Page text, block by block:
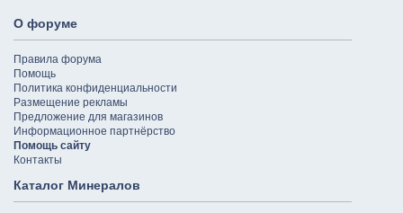
О форуме
Правила форума
Помощь
Политика конфиденциальности
Размещение рекламы
Предложение для магазинов
Информационное партнёрство
Помощь сайту
Контакты
Каталог Минералов